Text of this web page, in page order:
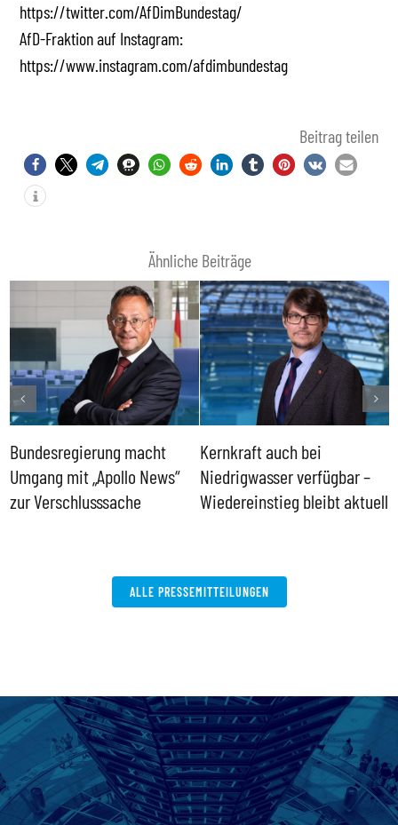
https://twitter.com/AfDimBundestag/
AfD-Fraktion auf Instagram:
https://www.instagram.com/afdimbundestag
Beitrag teilen
Ähnliche Beiträge
Bundesregierung macht
Umgang mit „Apollo News“
zur Verschlusssache
Kernkraft auch bei
Niedrigwasser verfügbar –
Wiedereinstieg bleibt aktuell
ALLE PRESSEMITTEILUNGEN